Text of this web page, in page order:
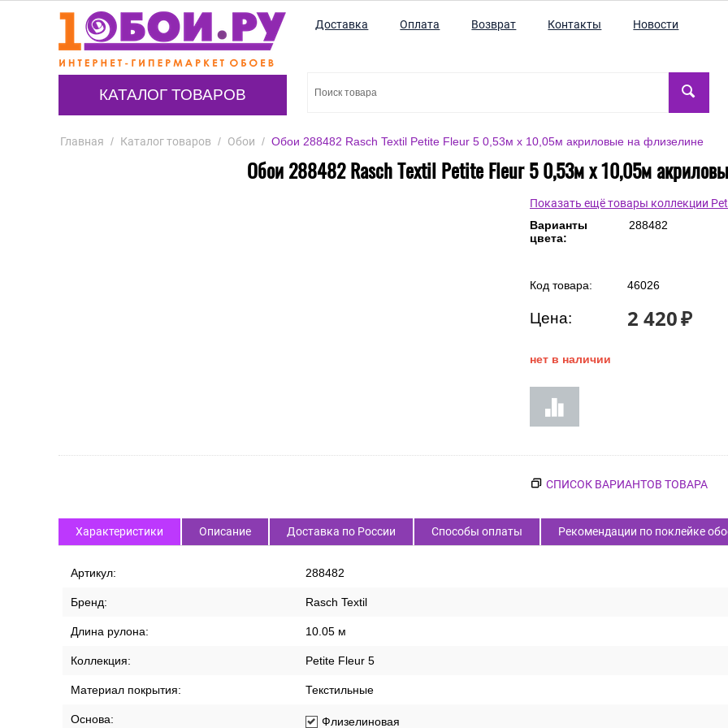
КАТАЛОГ ТОВАРОВ
Доставка Оплата Возврат Контакты Новости
Главная / Каталог товаров / Обои / Обои 288482 Rasch Textil Petite Fleur 5 0,53м x 10,05м акриловые на флизелине
Обои 288482 Rasch Textil Petite Fleur 5 0,53м x 10,05м
Показать ещё товары коллекции
Варианты
цвета:
288482
Код товара: 46026
Цена: 2 420₽
нет в наличии
СПИСОК ВАРИАНТОВ ТОВАРА
Характеристики Описание Доставка по России Способы оплаты Рекомендации по поклейке
Артикул: 288482
Бренд: Rasch Textil
Длина рулона: 10.05 м
Коллекция: Petite Fleur 5
Материал покрытия: Текстильные
Основа: Флизелиновая